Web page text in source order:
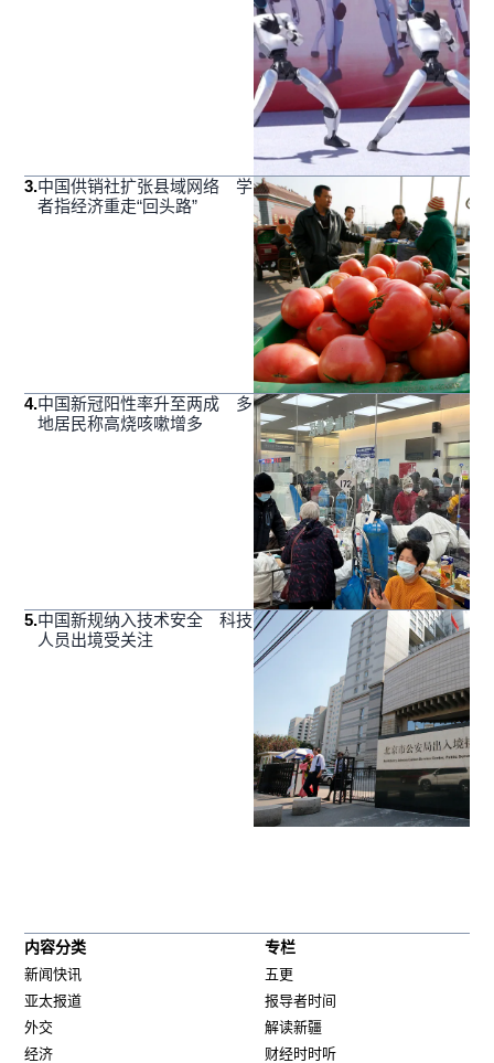
3.中国供销社扩张县域网络 学
者指经济重走“回头路”
4.中国新冠阳性率升至两成 多
地居民称高烧咳嗽增多
5.中国新规纳入技术安全 科技
人员出境受关注
内容分类
新闻快讯
亚太报道
外交
经济
专栏
五更
报导者时间
解读新疆
财经时时听